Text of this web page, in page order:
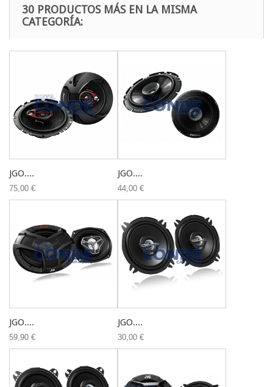
30 PRODUCTOS MÁS EN LA MISMA
CATEGORÍA:
JGO....
75,00 €
JGO....
44,00 €
JGO....
59,90 €
JGO....
30,00 €